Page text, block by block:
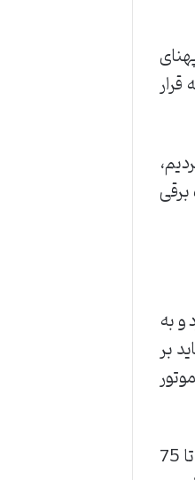
به
بر
این ابزار برای به حرکت در آوردن تجهیزات متحرک در سیستم هوشمند مورد استفاده قرار می گیرد و اگر توان الکتریکی آن بین 45 تا 75